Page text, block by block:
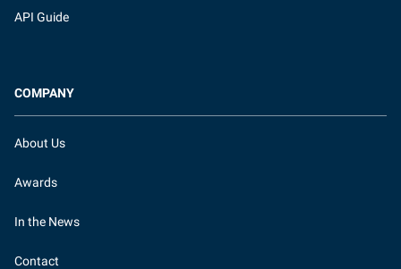
API Guide
COMPANY
About Us
Awards
In the News
Contact